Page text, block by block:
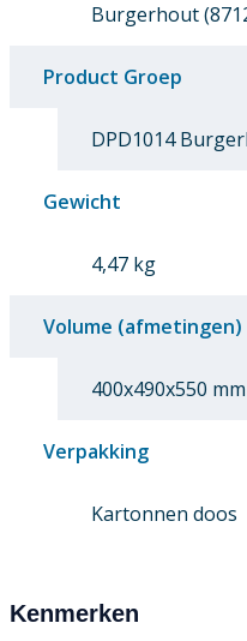
Burgerhout
Product Groep
DPD1014
Gewicht
4,47 kg
Volume (afmetingen)
400x490x550 mm
Verpakking
Kartonnen doos
Kenmerken